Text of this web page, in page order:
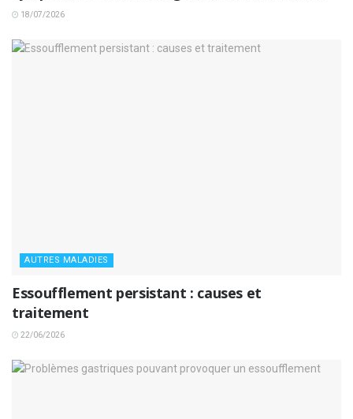
18/07/2026
AUTRES MALADIES
Essoufflement persistant : causes et
traitement
22/06/2026